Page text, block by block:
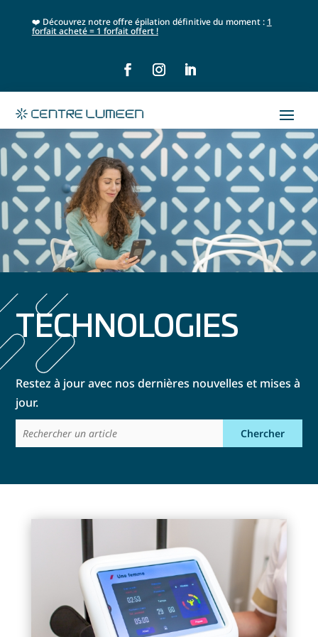
❤️ Découvrez notre offre épilation définitive du moment : 1
forfait acheté = 1 forfait offert !
TECHNOLOGIES
Restez à jour avec nos dernières nouvelles et mises à
jour.